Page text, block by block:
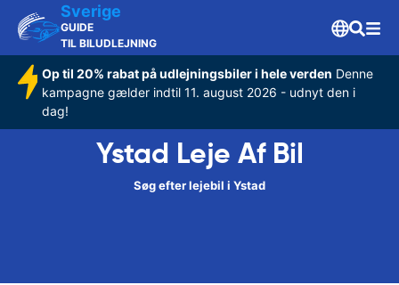
Sverige
GUIDE
TIL BILUDLEJNING
Op til 20% rabat på udlejningsbiler i hele verden Denne
kampagne gælder indtil 11. august 2026 - udnyt den i
dag!
Ystad Leje Af Bil
Søg efter lejebil i Ystad